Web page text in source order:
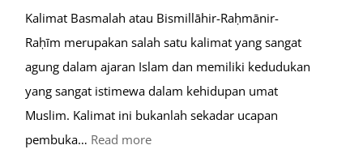
Kalimat Basmalah atau Bismillāhir-Raḥmānir-
Raḥīm merupakan salah satu kalimat yang sangat
agung dalam ajaran Islam dan memiliki kedudukan
yang sangat istimewa dalam kehidupan umat
Muslim. Kalimat ini bukanlah sekadar ucapan
pembuka… Read more: